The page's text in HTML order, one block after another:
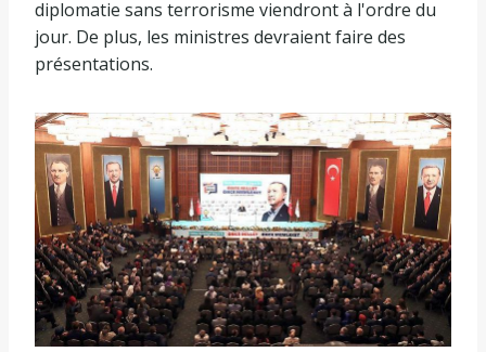
diplomatie sans terrorisme viendront à l'ordre du
jour. De plus, les ministres devraient faire des
présentations.